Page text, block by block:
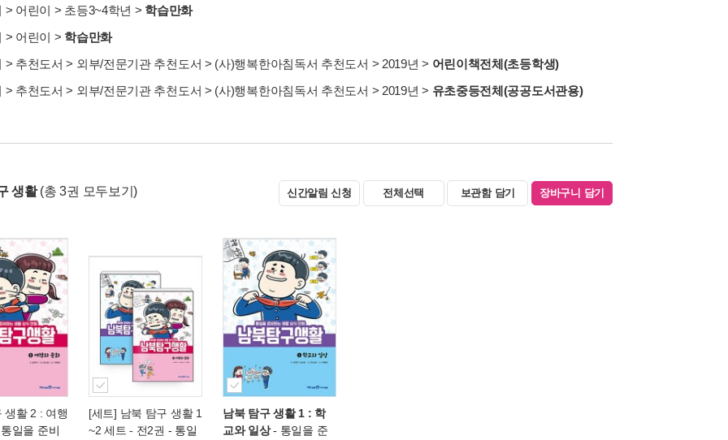
> 어린이 > 초등3~4학년 > 학습만화
> 어린이 > 학습만화
> 추천도서 > 외부/전문기관 추천도서 > (사)행복한아침독서 추천도서 > 2019년 > 어린이책전체(초등학생)
> 추천도서 > 외부/전문기관 추천도서 > (사)행복한아침독서 추천도서 > 2019년 > 유초중등전체(공공도서관용)
생활 (총 3권 모두보기) 신간알림 신청 전체선택 보관함 담기 장바구니 담기
생활 2 : 여행
일을 준비
[세트] 남북 탐구 생활 1
~2 세트 - 전2권 - 통일
남북 탐구 생활 1 : 학
교와 일상- 통일을 준